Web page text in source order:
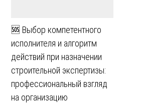
🆘 Выбор компетентного
исполнителя и алгоритм
действий при назначении
строительной экспертизы:
профессиональный взгляд
на организацию